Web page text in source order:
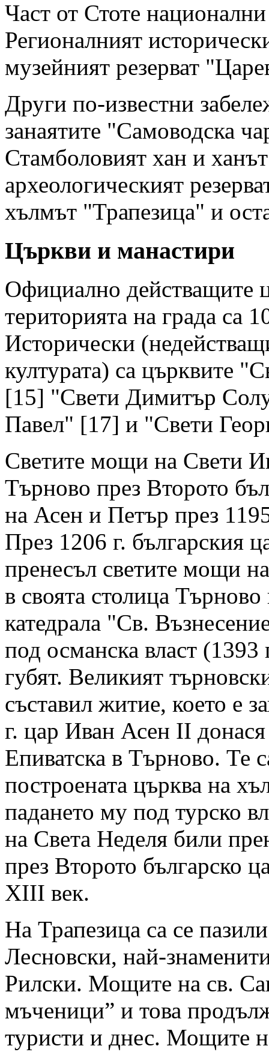
Част от Стоте
Регионалният
музейният резерват
Други по-известни
занаятите "Самоводска
Стамболовият хан и
археологическият
хълмът "Трапезица" и
Църкви и манастири
Официално действащите
територията на града са
Исторически
културата) са църквите
[15] "Свети Димитър
Павел" [17] и "Свети
Светите мощи на Свети
Търново през Второто
на Асен и Петър през
През 1206 г. българския
пренесъл светите мощи
в своята столица
катедрала "Св.
под османска власт
губят. Великият
съставил житие, което е
г. цар Иван Асен II
Епиватска в Търново. Те
построената църква на
падането му под турско
на Света Неделя били
през Второто българско
XIII век.
На Трапезица са се
Лесновски, най-
Рилски. Мощите на св.
мъченици” и това
туристи и днес. Мощите